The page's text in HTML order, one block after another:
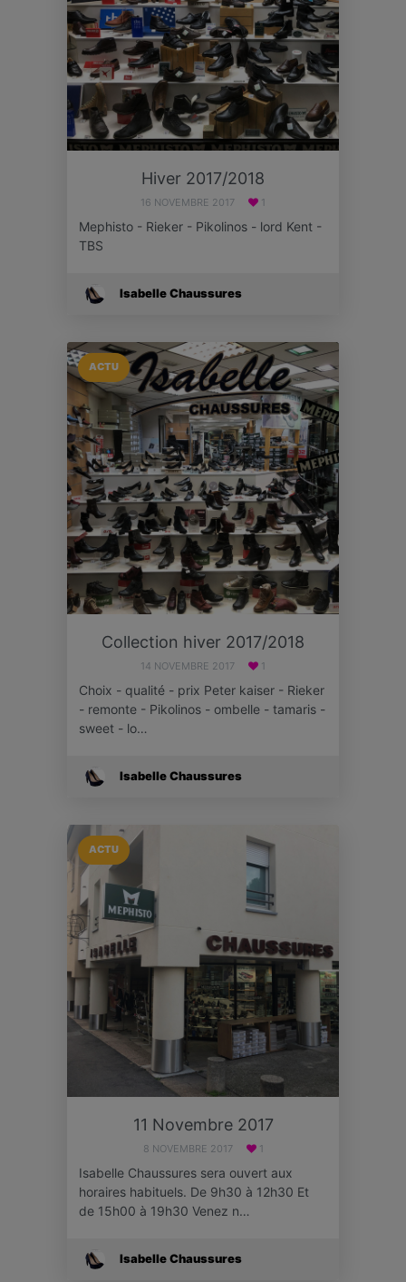
Hiver 2017/2018
16 NOVEMBRE 2017 1
Mephisto - Rieker - Pikolinos - lord Kent -
TBS
Isabelle Chaussures
ACTU
Collection hiver 2017/2018
14 NOVEMBRE 2017 1
Choix - qualité - prix Peter kaiser - Rieker
- remonte - Pikolinos - ombelle - tamaris -
sweet - lo…
Isabelle Chaussures
ACTU
11 Novembre 2017
8 NOVEMBRE 2017 1
Isabelle Chaussures sera ouvert aux
horaires habituels. De 9h30 à 12h30 Et
de 15h00 à 19h30 Venez n…
Isabelle Chaussures